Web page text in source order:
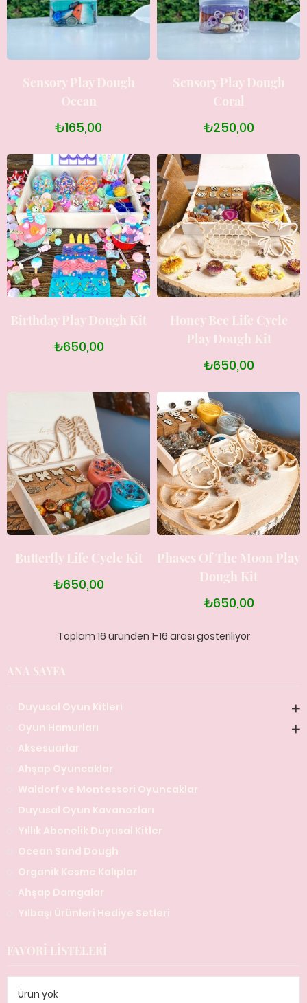
Sensory Play Dough
Ocean
₺165,00
Sensory Play Dough
Coral
₺250,00
Birthday Play Dough Kit
₺650,00
Honey Bee Life Cycle
Play Dough Kit
₺650,00
Butterfly Life Cycle Kit
₺650,00
Phases Of The Moon Play
Dough Kit
₺650,00
Toplam 16 üründen 1-16 arası gösteriliyor
ANA SAYFA
Duyusal Oyun Kitleri
Oyun Hamurları
Aksesuarlar
Ahşap Oyuncaklar
Waldorf ve Montessori Oyuncaklar
Duyusal Oyun Kavanozları
Yıllık Abonelik Duyusal Kitler
Ocean Sand Dough
Organik Kesme Kalıplar
Ahşap Damgalar
Yılbaşı Ürünleri Hediye Setleri
FAVORI LISTELERI
Ürün yok